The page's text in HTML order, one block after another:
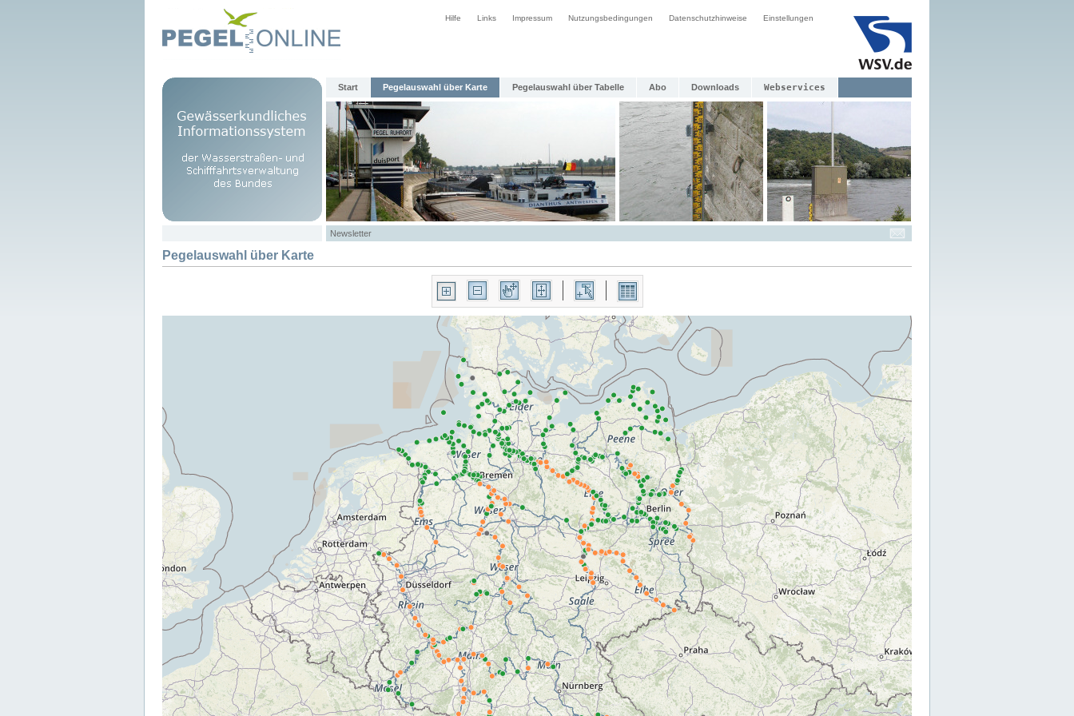
Hilfe Links Impressum Nutzungsbedingungen Datenschutzhinweise Einstellungen
Start Pegelauswahl über Karte Pegelauswahl über Tabelle Abo Downloads Webservices
Newsletter
Pegelauswahl über Karte